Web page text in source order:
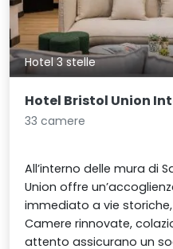
Hotel 3 stelle
Hotel Bristol Union
33 camere
All’interno delle mura di
Union offre
immediato a vie
Camere rinnovate,
attento assicurano un